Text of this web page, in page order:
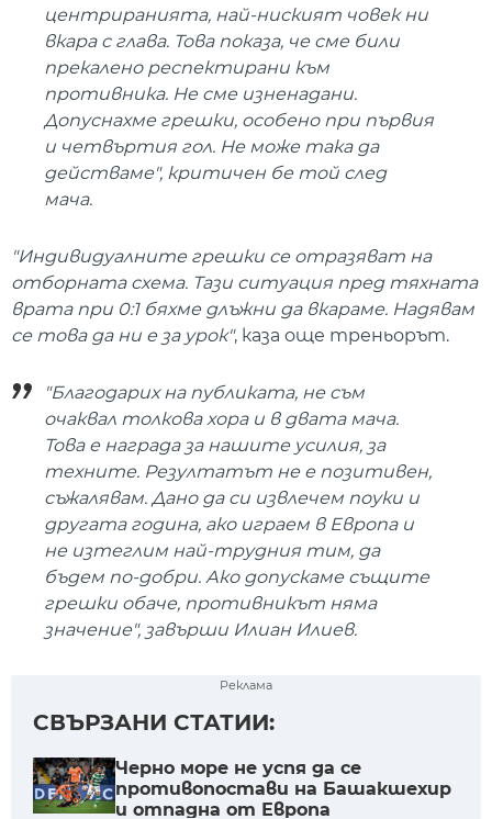
центриранията, най-ниският човек ни
вкара с глава. Това показа, че сме били
прекалено респектирани към
противника. Не сме изненадани.
Допуснахме грешки, особено при първия
и четвъртия гол. Не може така да
действаме", критичен бе той след
мача.
"Индивидуалните грешки се отразяват на
отборната схема. Тази ситуация пред тяхната
врата при 0:1 бяхме длъжни да вкараме. Надявам
се това да ни е за урок", каза още треньорът.
"Благодарих на публиката, не съм
очаквал толкова хора и в двата мача.
Това е награда за нашите усилия, за
техните. Резултатът не е позитивен,
съжалявам. Дано да си извлечем поуки и
другата година, ако играем в Европа и
не изтеглим най-трудния тим, да
бъдем по-добри. Ако допускаме същите
грешки обаче, противникът няма
значение", завърши Илиан Илиев.
Реклама
СВЪРЗАНИ СТАТИИ:
Черно море не успя да се
противопостави на Башакшехир
и отпадна от Европа